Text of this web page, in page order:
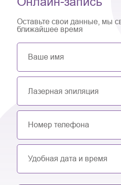
Оставьте свои данные, мы
ближайшее время